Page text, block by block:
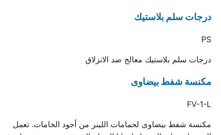
درجات سلم بلاستيك
PS
درجات سلم بلاستيك معالج ضد الانزلاق
مكنسة شفط بيضاوى
FV-1-L
مكنسة شفط بيضاوى لحمامات اللينر من أجود الخامات. تعمل